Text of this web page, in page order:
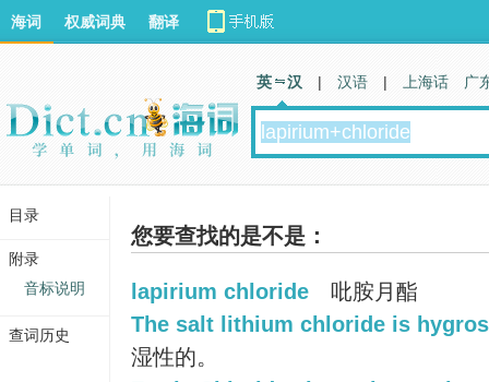
您要查找的是不是：
lapirium chloride
吡胺月酯
The salt lithium chloride is
湿性的。
海词 权威词典 翻译
英 汉 | 汉语 | 上海话 广
目录
附录
音标说明
查词历史